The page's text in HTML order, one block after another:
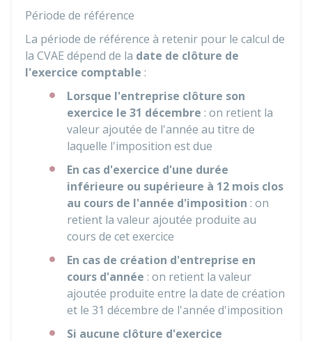
Période de référence
La période de référence à retenir pour le calcul de
la CVAE dépend de la date de clôture de
l'exercice comptable :
Lorsque l'entreprise clôture son
exercice le 31 décembre : on retient la
valeur ajoutée de l'année au titre de
laquelle l'imposition est due
En cas d'exercice d'une durée
inférieure ou supérieure à 12 mois clos
au cours de l'année d'imposition : on
retient la valeur ajoutée produite au
cours de cet exercice
En cas de création d'entreprise en
cours d'année : on retient la valeur
ajoutée produite entre la date de création
et le 31 décembre de l'année d'imposition
Si aucune clôture d'exercice